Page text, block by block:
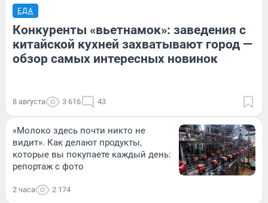
ЕДА
Конкуренты «вьетнамок»: заведения с
китайской кухней захватывают город —
обзор самых интересных новинок
8 августа 3 616 43
«Молоко здесь почти никто не
видит». Как делают продукты,
которые вы покупаете каждый день:
репортаж с фото
2 часа 2 174